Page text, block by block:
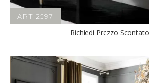
ART 2597
Richiedi Prezzo Scontato